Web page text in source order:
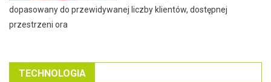
dopasowany do przewidywanej liczby klientów, dostępnej
przestrzeni ora
TECHNOLOGIA